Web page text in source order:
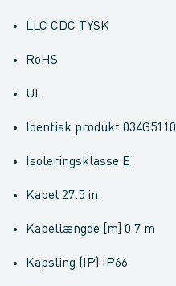
LLC CDC TYSK
RoHS
UL
Identisk produkt 034G5110
Isoleringsklasse E
Kabel 27.5 in
Kabellængde [m] 0.7 m
Kapsling (IP) IP66